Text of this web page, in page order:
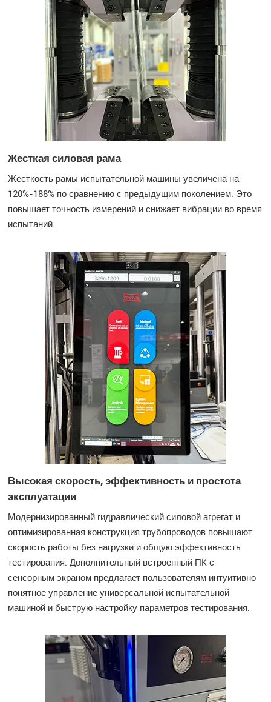
Жесткая силовая рама
Жесткость рамы испытательной машины увеличена на
120%-188% по сравнению с предыдущим поколением. Это
повышает точность измерений и снижает вибрации во время
испытаний.
Высокая скорость, эффективность и простота
эксплуатации
Модернизированный гидравлический силовой агрегат и
оптимизированная конструкция трубопроводов повышают
скорость работы без нагрузки и общую эффективность
тестирования. Дополнительный встроенный ПК с
сенсорным экраном предлагает пользователям интуитивно
понятное управление универсальной испытательной
машиной и быструю настройку параметров тестирования.